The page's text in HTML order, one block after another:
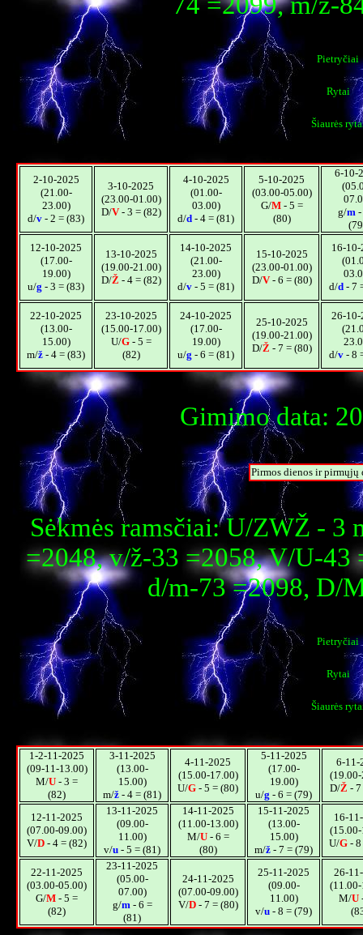
Pietryčiai
Rytai
Šiaurės
2-10-2025
(21.00-
23.00)
d/v - 2 = (83)
3-10-2025
(23.00-01.00)
D/V- 3 = (82)
4-10-2025
(01.00-
03.00)
d/d - 4 = (81)
5-10-2025
(03.00-05.00)
G/M- 5 =
(80)
6-10-
g/m-
12-10-2025
(17.00-
19.00)
u/g - 3 = (83)
13-10-2025
(19.00-21.00)
D/Ž - 4 = (82)
14-10-2025
(21.00-
23.00)
d/v - 5 = (81)
15-10-2025
(23.00-01.00)
D/V- 6 = (80)
16-
d/d - 7
22-10-2025
(13.00-
15.00)
m/ž - 4 = (83)
23-10-2025
(15.00-17.00)
U/G- 5 =
(82)
24-10-2025
(17.00-
19.00)
u/g - 6 = (81)
25-10-2025
(19.00-21.00)
D/Ž - 7 = (80)
26-10-
d/v - 8
Gimimo data:
Pirmos dienos ir
Sėkmės ramsčiai: U/ZWŽ - 3
=2048, v/ž-33 =2058, V/U-43
d/m-73 =2098, D/
Pietryčiai
Rytai
Šiaurės
1-2-11-2025
(09-11-13.00)
M/U - 3 =
(82)
3-11-2025
(13.00-
15.00)
m/ž - 4 = (81)
4-11-2025
(15.00-17.00)
U/G - 5 = (80)
5-11-2025
(17.00-
19.00)
u/g - 6 = (79)
6-11-
D/Ž -
12-11-2025
(07.00-09.00)
V/D - 4 = (82)
13-11-2025
(09.00-
11.00)
v/u - 5 = (81)
14-11-2025
(11.00-13.00)
M/U- 6 =
(80)
15-11-2025
(13.00-
15.00)
m/ž - 7 = (79)
16-
U/G -
22-11-2025
(03.00-05.00)
G/M - 5 =
(82)
23-11-2025
(05.00-
07.00)
g/m- 6 =
(81)
24-11-2025
(07.00-09.00)
V/D- 7 = (80)
25-11-2025
(09.00-
11.00)
v/u - 8 = (79)
26-
M/U